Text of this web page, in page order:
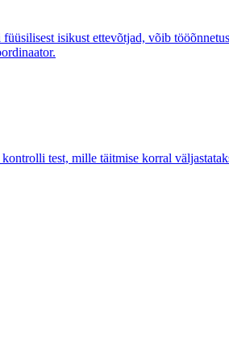
isikust ettevõtjad, võib
test, mille täitmise korral